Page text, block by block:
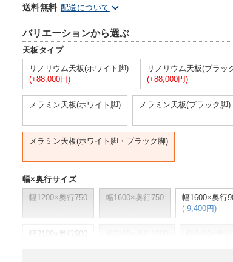
送料無料 配送について
バリエーションから選ぶ
天板タイプ
リノリウム天板(ホワイト脚)
(+88,000円)
リノリウム天板(ブラッ
(+88,000円)
メラミン天板(ホワイト脚) メラミン天板(ブラック脚)
メラミン天板(ホワイト脚・ブラック脚)
幅×奥行サイズ
幅1200×奥行750
-
幅1600×奥行750
-
幅1600×奥行
(-9,400円)
幅2100×奥行900